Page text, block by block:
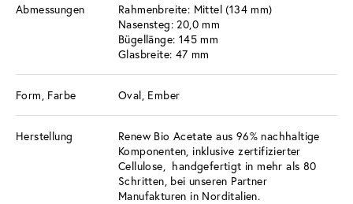
Abmessungen
Rahmenbreite: Mittel (134 mm)
Nasensteg: 20,0 mm
Bügellänge: 145 mm
Glasbreite: 47 mm
Form, Farbe Oval, Ember
Herstellung
Renew Bio Acetate aus 96% nachhaltige
Komponenten, inklusive zertifizierter
Cellulose, handgefertigt in mehr als 80
Schritten, bei unseren Partner
Manufakturen in Norditalien.